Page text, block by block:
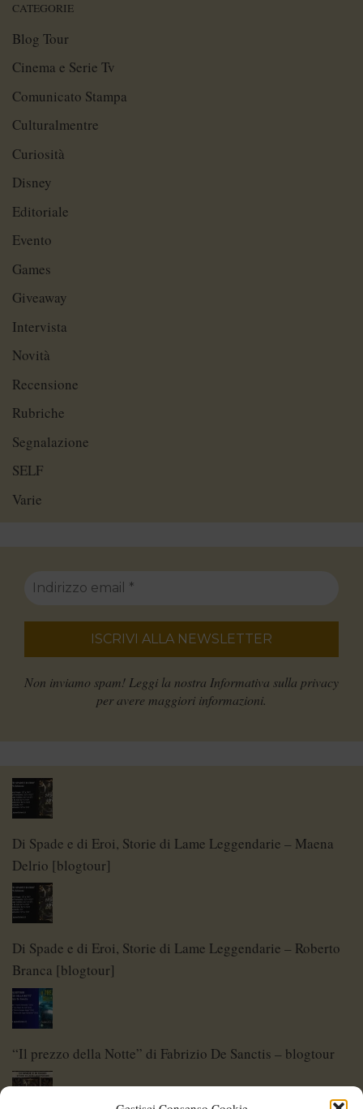
CATEGORIE
Blog Tour
Cinema e Serie Tv
Comunicato Stampa
Culturalmentre
Curiosità
Disney
Editoriale
Evento
Games
Giveaway
Intervista
Novità
Recensione
Rubriche
Segnalazione
SELF
Varie
Non inviamo spam! Leggi la nostra Informativa sulla privacy
per avere maggiori informazioni.
Di Spade e di Eroi, Storie di Lame Leggendarie – Maena
Delrio [blogtour]
Di Spade e di Eroi, Storie di Lame Leggendarie – Roberto
Branca [blogtour]
“Il prezzo della Notte” di Fabrizio De Sanctis – blogtour